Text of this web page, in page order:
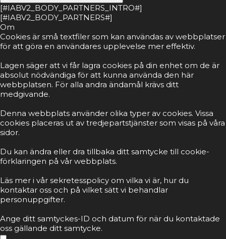
[#IABV2_BODY_PARTNERS_INTRO#]
[#IABV2_BODY_PARTNERS#]
Om
Cookies är små textfiler som kan användas av webbplatser
för att göra en användares upplevelse mer effektiv.
Lagen säger att vi får lagra cookies på din enhet om de är
absolut nödvändiga för att kunna använda den här
webbplatsen. För alla andra ändamål krävs ditt
medgivande.
Denna webbplats använder olika typer av cookies. Vissa
cookies placeras ut av tredjepartstjänster som visas på våra
sidor.
Du kan ändra eller dra tillbaka ditt samtycke till cookie-
förklaringen på vår webbplats.
Läs mer i vår sekretesspolicy om vilka vi är, hur du
kontaktar oss och på vilket sätt vi behandlar
personuppgifter.
Ange ditt samtyckes-ID och datum för när du kontaktade
oss gällande ditt samtycke.